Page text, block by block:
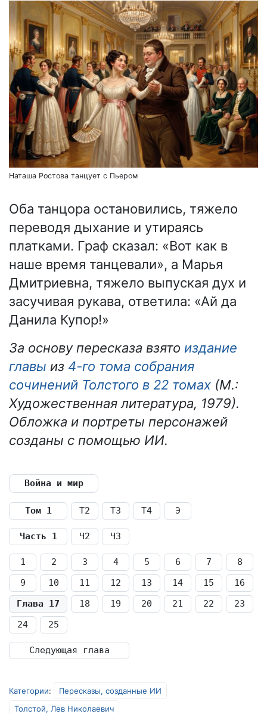
Наташа Ростова танцует с Пьером
Оба танцора остановились, тяжело
переводя дыхание и утираясь
платками. Граф сказал: «Вот как в
наше время танцевали», а Марья
Дмитриевна, тяжело выпуская дух и
засучивая рукава, ответила: «Ай да
Данила Купор!»
За основу пересказа взято издание
главы из 4-го тома собрания
сочинений Толстого в 22 томах (М.:
Художественная литература, 1979).
Обложка и портреты персонажей
созданы с помощью ИИ.
Война и мир
Том 1 Т2 Т3 Т4 Э
Часть 1 Ч2 Ч3
1 2 3 4 5 6 7
8
9
10 11 12 13 14 15
16
Глава 17
18 19 20 21 22
23
24
25
Следующая глава
Категории:
Пересказы, созданные ИИ
Толстой, Лев Николаевич